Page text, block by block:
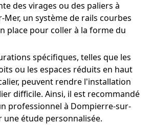
des virages ou des paliers à
un système de rails courbes
place pour coller à la forme du
spécifiques, telles que les
ou les espaces réduits en haut
peuvent rendre l'installation
difficile. Ainsi, il est recommandé
professionnel à Dompierre-sur-
étude personnalisée.